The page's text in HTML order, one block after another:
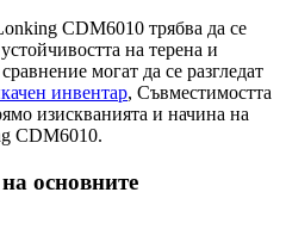
CDM6010 трябва да се
на терена и
могат да се разгледат
инвентар, Съвместимостта
изискванията и начина на
CDM6010.
основните